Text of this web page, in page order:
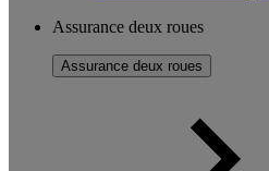
Assurance deux roues
Assurance deux roues